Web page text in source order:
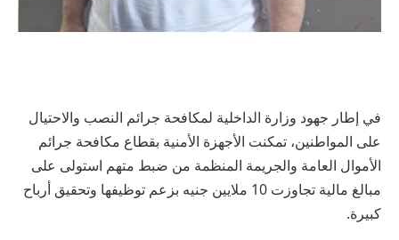
في إطار جهود وزارة الداخلية لمكافحة جرائم النصب والاحتيال
على المواطنين، تمكنت الأجهزة الأمنية بقطاع مكافحة جرائم
الأموال العامة والجريمة المنظمة من ضبط متهم استولى على
مبالغ مالية تجاوزت 10 ملايين جنيه بزعم توظيفها وتحقيق أرباح
كبيرة.